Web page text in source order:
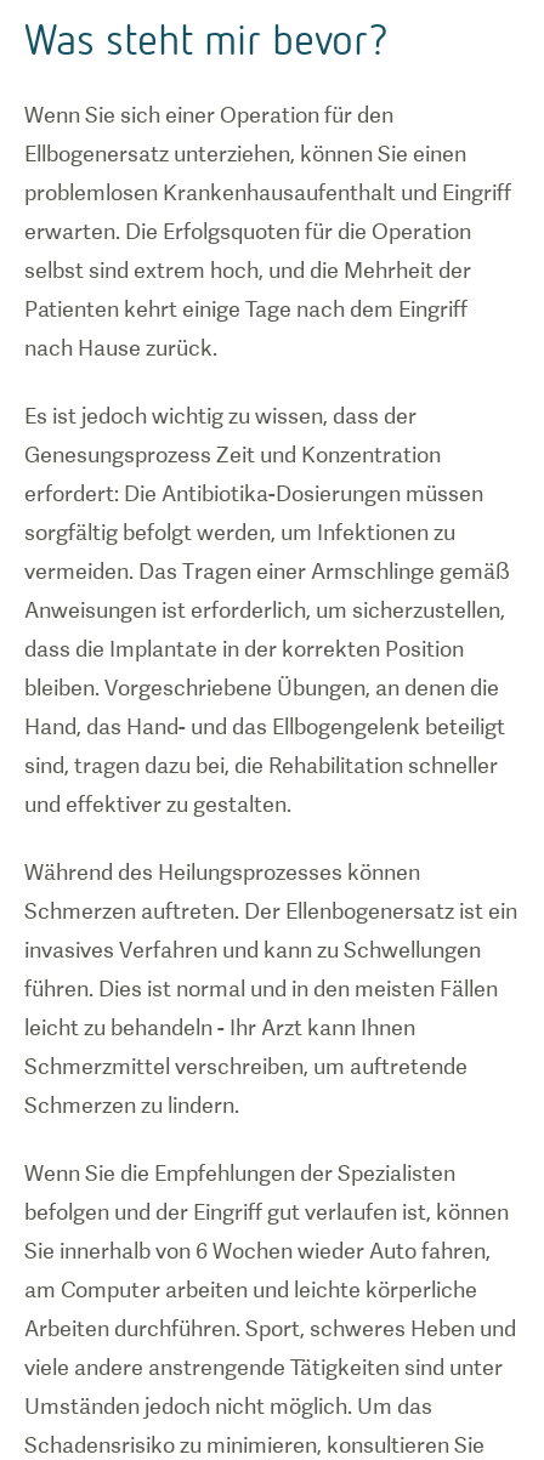
Was steht mir bevor?
Wenn Sie sich einer Operation für den
Ellbogenersatz unterziehen, können Sie einen
problemlosen Krankenhausaufenthalt und Eingriff
erwarten. Die Erfolgsquoten für die Operation
selbst sind extrem hoch, und die Mehrheit der
Patienten kehrt einige Tage nach dem Eingriff
nach Hause zurück.
Es ist jedoch wichtig zu wissen, dass der
Genesungsprozess Zeit und Konzentration
erfordert: Die Antibiotika-Dosierungen müssen
sorgfältig befolgt werden, um Infektionen zu
vermeiden. Das Tragen einer Armschlinge gemäß
Anweisungen ist erforderlich, um sicherzustellen,
dass die Implantate in der korrekten Position
bleiben. Vorgeschriebene Übungen, an denen die
Hand, das Hand- und das Ellbogengelenk beteiligt
sind, tragen dazu bei, die Rehabilitation schneller
und effektiver zu gestalten.
Während des Heilungsprozesses können
Schmerzen auftreten. Der Ellenbogenersatz ist ein
invasives Verfahren und kann zu Schwellungen
führen. Dies ist normal und in den meisten Fällen
leicht zu behandeln - Ihr Arzt kann Ihnen
Schmerzmittel verschreiben, um auftretende
Schmerzen zu lindern.
Wenn Sie die Empfehlungen der Spezialisten
befolgen und der Eingriff gut verlaufen ist, können
Sie innerhalb von 6 Wochen wieder Auto fahren,
am Computer arbeiten und leichte körperliche
Arbeiten durchführen. Sport, schweres Heben und
viele andere anstrengende Tätigkeiten sind unter
Umständen jedoch nicht möglich. Um das
Schadensrisiko zu minimieren, konsultieren Sie